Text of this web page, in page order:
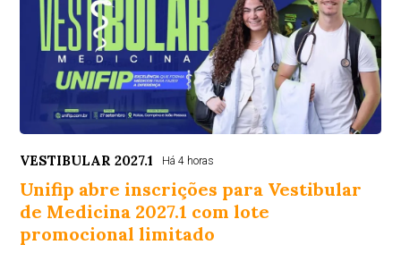
VESTIBULAR 2027.1 Há 4 horas
Unifip abre inscrições para Vestibular
de Medicina 2027.1 com lote
promocional limitado